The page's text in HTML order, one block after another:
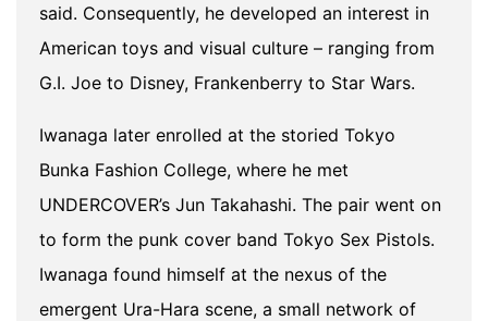
said. Consequently, he developed an interest in
American toys and visual culture – ranging from
G.I. Joe to Disney, Frankenberry to Star Wars.
Iwanaga later enrolled at the storied Tokyo
Bunka Fashion College, where he met
UNDERCOVER’s Jun Takahashi. The pair went on
to form the punk cover band Tokyo Sex Pistols.
Iwanaga found himself at the nexus of the
emergent Ura-Hara scene, a small network of